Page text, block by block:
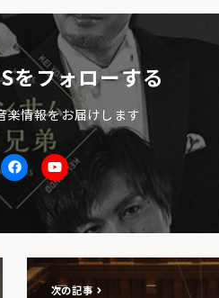
をフォローする
楽情報をお届けします
facebookYoutube
次の記事